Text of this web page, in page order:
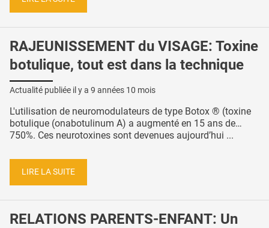
RAJEUNISSEMENT du VISAGE: Toxine
botulique, tout est dans la technique
Actualité publiée il y a 9 années 10 mois
L'utilisation de neuromodulateurs de type Botox ® (toxine
botulique (onabotulinum A) a augmenté en 15 ans de…
750%. Ces neurotoxines sont devenues aujourd’hui ...
LIRE LA SUITE
RELATIONS PARENTS-ENFANT: Un